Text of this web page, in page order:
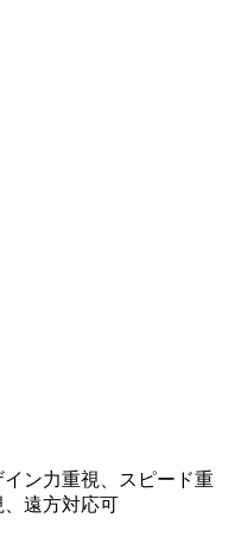
ン力重視、スピード重
遠方対応可